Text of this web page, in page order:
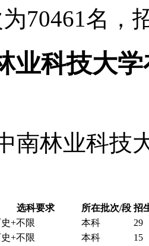
70461名，
业科技大
南林业科技
选科要求 所在批次/段 招
史+不限 本科
29
史+不限 本科
15